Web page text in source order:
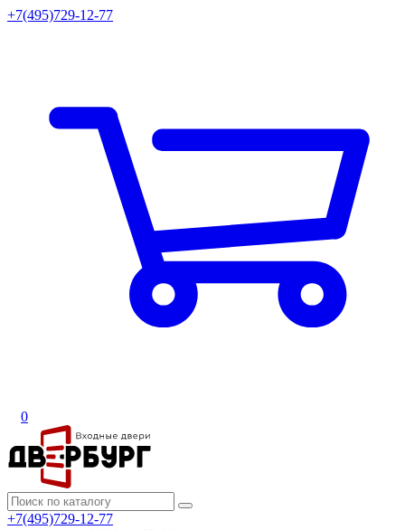
+7(495)729-12-77
0
+7(495)729-12-77